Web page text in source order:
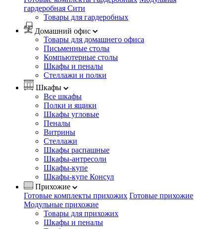
гардеробная Сити
Товары для гардеробных
Домашний офис
Товары для домашнего офиса
Письменные столы
Компьютерные столы
Шкафы и пеналы
Стеллажи и полки
Шкафы
Все шкафы
Полки и ящики
Шкафы угловые
Пеналы
Витрины
Стеллажи
Шкафы распашные
Шкафы-антресоли
Шкафы-купе
Шкафы-купе Консул
Прихожие
Готовые комплекты прихожих Готовые прихожие
Модульные прихожие
Товары для прихожих
Шкафы и пеналы